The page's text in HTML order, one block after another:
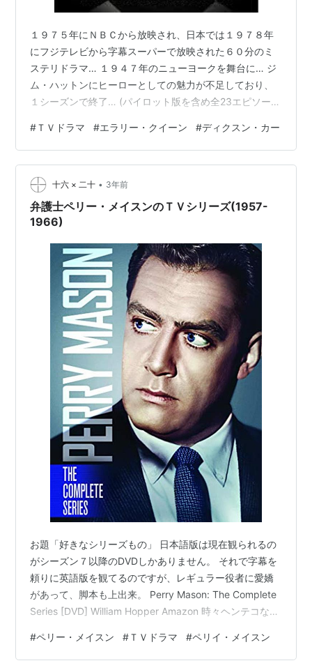
１９７５年にＮＢＣから放映され、日本では１９７８年
にフジテレビから字幕スーパーで放映された６０分のミ
ステリドラマ… １９４７年のニューヨークを舞台に… ジ
ム・ハットンにヒーローとしての魅力が不足しており、
１シーズンで終了… (パイロット版を含め全23エピソー
25記事から。 いやいや。Jim Hutton結構良い雰囲気出し
てたし、私の中でリチャード・クイーンは、これに出て
たDavid Wayneさんの顔で固定されてるんですが… 多
分、脚本が大変だったと思うよ。(毎回多重解決ってきつ
いよね。) それに妙に本格過ぎてニッチなファンにしか
受…
#ＴＶドラマ #エラリー・クイーン #ディクスン・カー
十六 × 二十 • 3年前
弁護士ペリー・メイスンのＴＶシリーズ(1957-
1966)
お題「好きなシリーズもの」 日本語版は現在観られるの
がシーズン７以降のDVDしかありません。 それで字幕を
頼りに英語版を観てるのですが、レギュラー役者に愛嬌
があって、脚本も上出来。 Perry Mason: The Complete
Series [DVD] William Hopper Amazon 時々ヘンテコなと
の容疑者がペリーに助けを求め、困難な状況から、鋭い
尋問で真犯人が判明！というワンパターンが良い。 スチ
#ペリー・メイスン #ＴＶドラマ #ペリイ・メイスン